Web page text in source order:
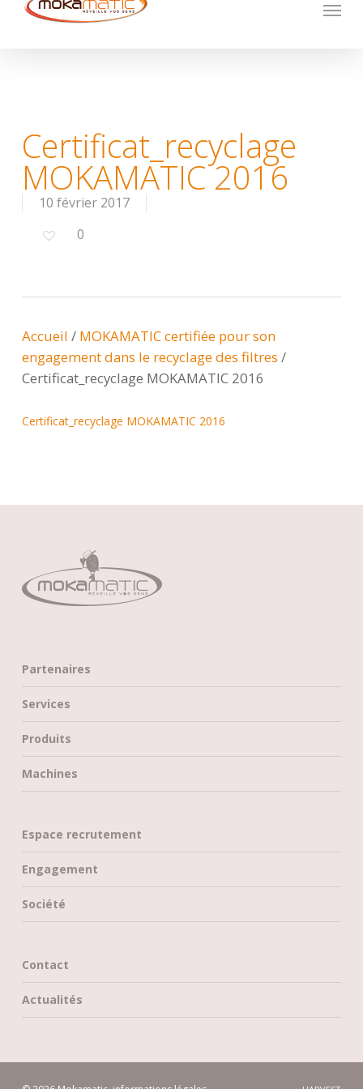
Certificat_recyclage
MOKAMATIC 2016
10 février 2017
0
Accueil / MOKAMATIC certifiée pour son
engagement dans le recyclage des filtres /
Certificat_recyclage MOKAMATIC 2016
Certificat_recyclage MOKAMATIC 2016
Partenaires
Services
Produits
Machines
Espace recrutement
Engagement
Société
Contact
Actualités